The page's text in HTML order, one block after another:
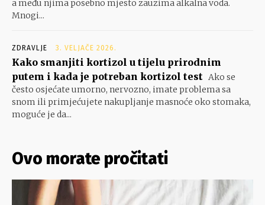
a među njima posebno mjesto zauzima alkalna voda.
Mnogi...
ZDRAVLJE 3. VELJAČE 2026.
Kako smanjiti kortizol u tijelu prirodnim
putem i kada je potreban kortizol test Ako se
često osjećate umorno, nervozno, imate problema sa
snom ili primjećujete nakupljanje masnoće oko stomaka,
moguće je da...
Ovo morate pročitati